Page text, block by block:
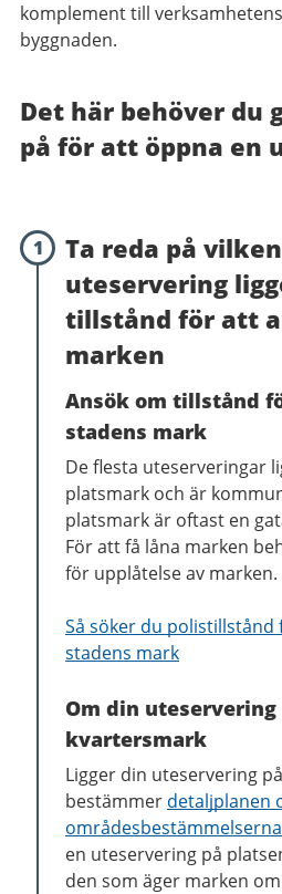
komplement till
byggnaden.
Det här behöver du
på för att öppna en
1
Ta reda på
uteservering
tillstånd för att
marken
Ansök om tillstånd
stadens mark
De flesta uteserveringar
platsmark och är
platsmark är oftast en
För att få låna marken
för upplåtelse av marken.
Så söker du polistillstånd
stadens mark
Om din uteservering
kvartersmark
Ligger din uteservering
bestämmer detaljplanen
områdesbestämmelserna
en uteservering på
den som äger marken